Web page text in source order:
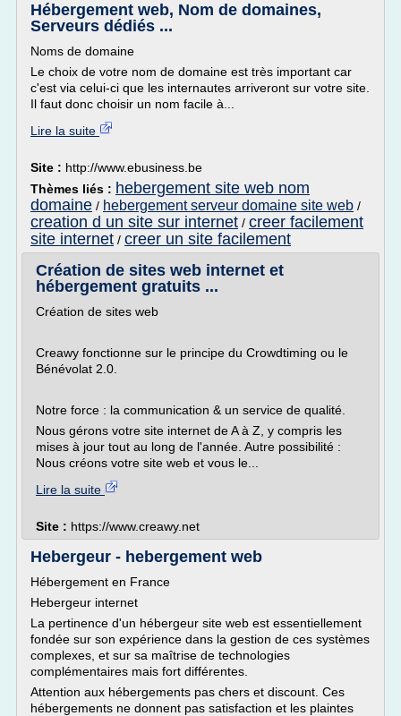
Hébergement web, Nom de domaines,
Serveurs dédiés ...
Noms de domaine
Le choix de votre nom de domaine est très important car
c'est via celui-ci que les internautes arriveront sur votre site.
Il faut donc choisir un nom facile à...
Lire la suite
Site : http://www.ebusiness.be
Thèmes liés : hebergement site web nom
domaine / hebergement serveur domaine site web /
creation d un site sur internet / creer facilement
site internet / creer un site facilement
Création de sites web internet et
hébergement gratuits ...
Création de sites web
Creawy fonctionne sur le principe du Crowdtiming ou le
Bénévolat 2.0.
Notre force : la communication & un service de qualité.
Nous gérons votre site internet de A à Z, y compris les
mises à jour tout au long de l'année. Autre possibilité :
Nous créons votre site web et vous le...
Lire la suite
Site : https://www.creawy.net
Hebergeur - hebergement web
Hébergement en France
Hebergeur internet
La pertinence d'un hébergeur site web est essentiellement
fondée sur son expérience dans la gestion de ces systèmes
complexes, et sur sa maîtrise de technologies
complémentaires mais fort différentes.
Attention aux hébergements pas chers et discount. Ces
hébergements ne donnent pas satisfaction et les plaintes